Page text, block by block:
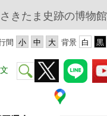
きたま史跡の博物館
背景
間